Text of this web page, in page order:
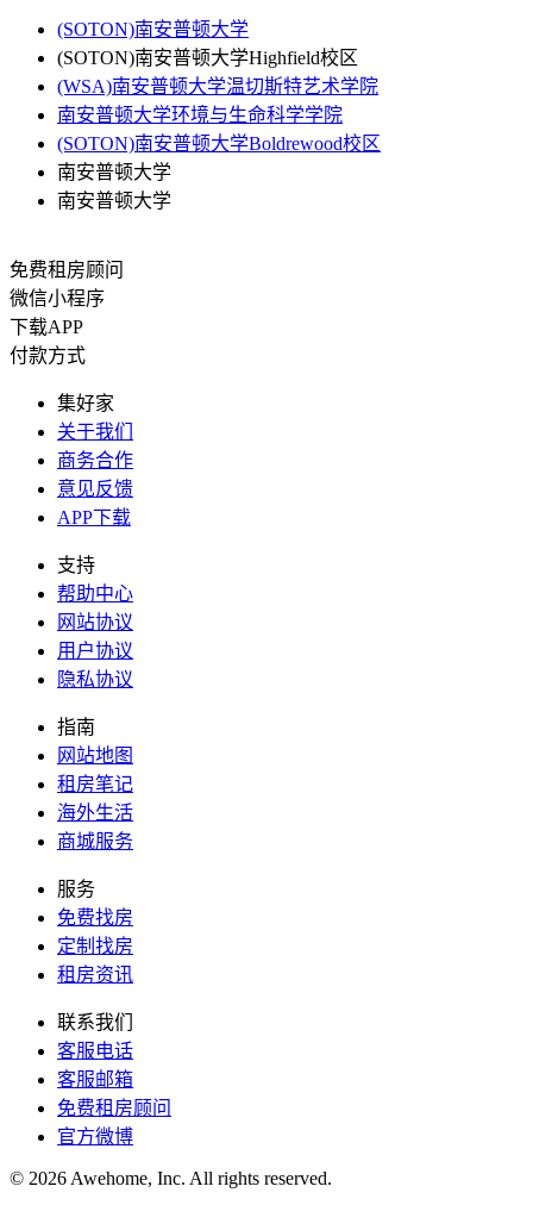
(SOTON)南安普顿大学
(SOTON)南安普顿大学Highfield校区
(WSA)南安普顿大学温切斯特艺术学院
南安普顿大学环境与生命科学学院
(SOTON)南安普顿大学Boldrewood校区
南安普顿大学
南安普顿大学
免费租房顾问
微信小程序
下载APP
付款方式
集好家
关于我们
商务合作
意见反馈
APP下载
支持
帮助中心
网站协议
用户协议
隐私协议
指南
网站地图
租房笔记
海外生活
商城服务
服务
免费找房
定制找房
租房资讯
联系我们
客服电话
客服邮箱
免费租房顾问
官方微博
© 2026 Awehome, Inc. All rights reserved.